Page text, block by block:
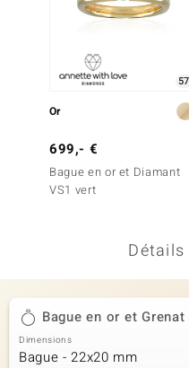
57
Or
699,- €
Bague en or et Diamant
VS1 vert
Bague en or et
Dimensions
Bague - 22x20 mm